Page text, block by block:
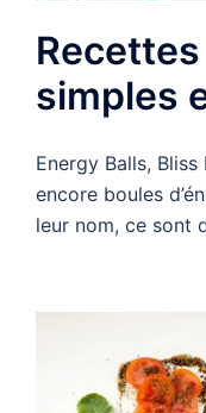
simples
Energy Balls,
encore boules
leur nom, ce sont